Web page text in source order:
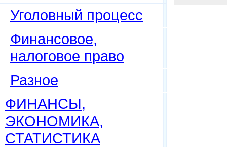
Уголовный процесс
Финансовое,
налоговое право
Разное
ФИНАНСЫ,
ЭКОНОМИКА,
СТАТИСТИКА